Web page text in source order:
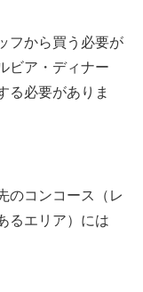
フから買う必要が
ビア・ディナー
る必要がありま
のコンコース（レ
るエリア）には